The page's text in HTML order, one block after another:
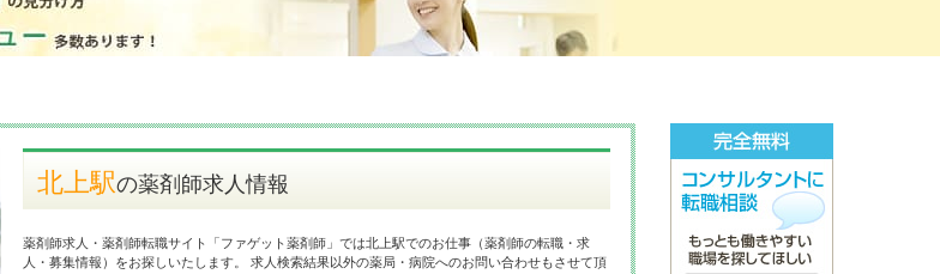
北上駅の薬剤師求人情報
薬剤師求人・薬剤師転職サイト「ファゲット薬剤師」では北上駅でのお仕事（薬剤師の転職・求
人・募集情報）をお探しいたします。 求人検索結果以外の薬局・病院へのお問い合わせもさせて頂